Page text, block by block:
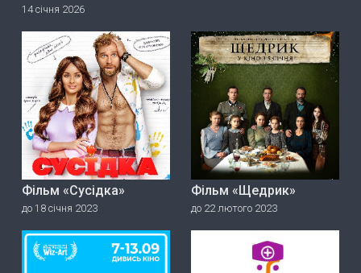
14 січня 2026
Фільм «Сусідка»
до 18 січня 2023
Фільм «Щедрик»
до 22 лютого 2023